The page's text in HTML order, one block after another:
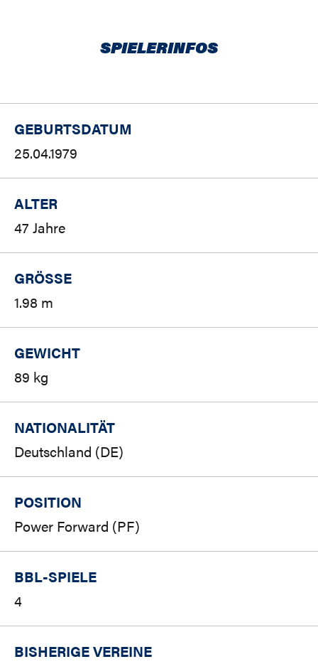
SPIELERINFOS
GEBURTSDATUM
25.04.1979
ALTER
47 Jahre
GRÖSSE
1.98 m
GEWICHT
89 kg
NATIONALITÄT
Deutschland (DE)
POSITION
Power Forward (PF)
BBL-SPIELE
4
BISHERIGE VEREINE